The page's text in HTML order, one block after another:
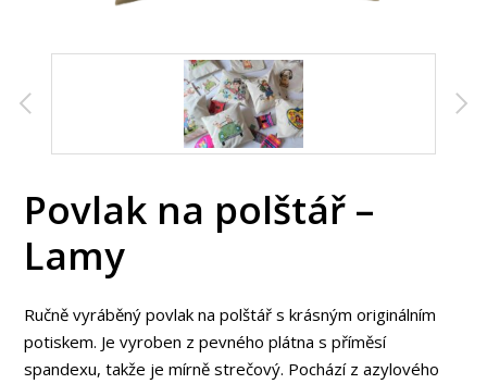
Povlak na polštář –
Lamy
Ručně vyráběný povlak na polštář s krásným originálním
potiskem. Je vyroben z pevného plátna s příměsí
spandexu, takže je mírně strečový. Pochází z azylového